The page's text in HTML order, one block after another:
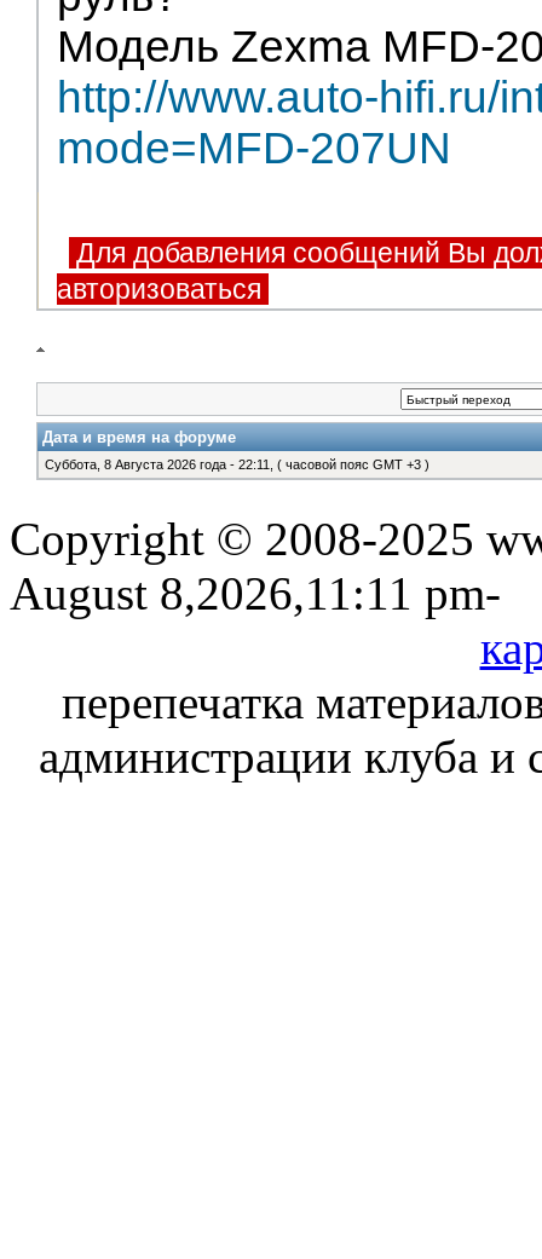
Модель Zexma MFD-
http://www.auto-hifi.ru/
mode=MFD-207UN
Для добавления сообщений Вы
авторизоваться
Дата и время на форуме
Суббота, 8 Августа 2026 года - 22:11, ( часовой пояс GMT +3 )
Copyright © 2008-2025
August 8,2026,11:11 pm-
перепечатка
администрации клуба и